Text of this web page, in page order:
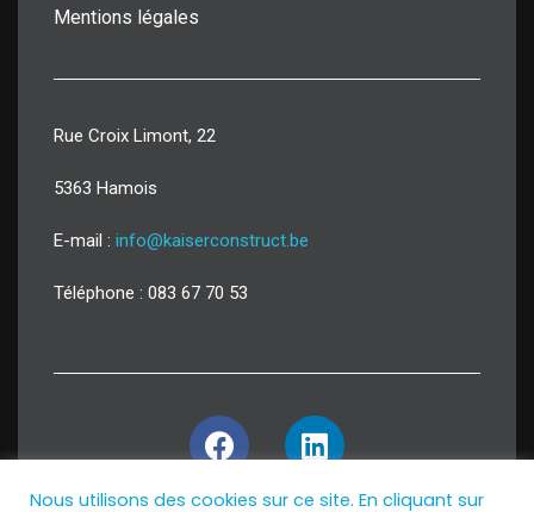
Mentions légales
Rue Croix Limont, 22
5363 Hamois
E-mail : info@kaiserconstruct.be
Téléphone : 083 67 70 53
Nous utilisons des cookies sur ce site. En cliquant sur